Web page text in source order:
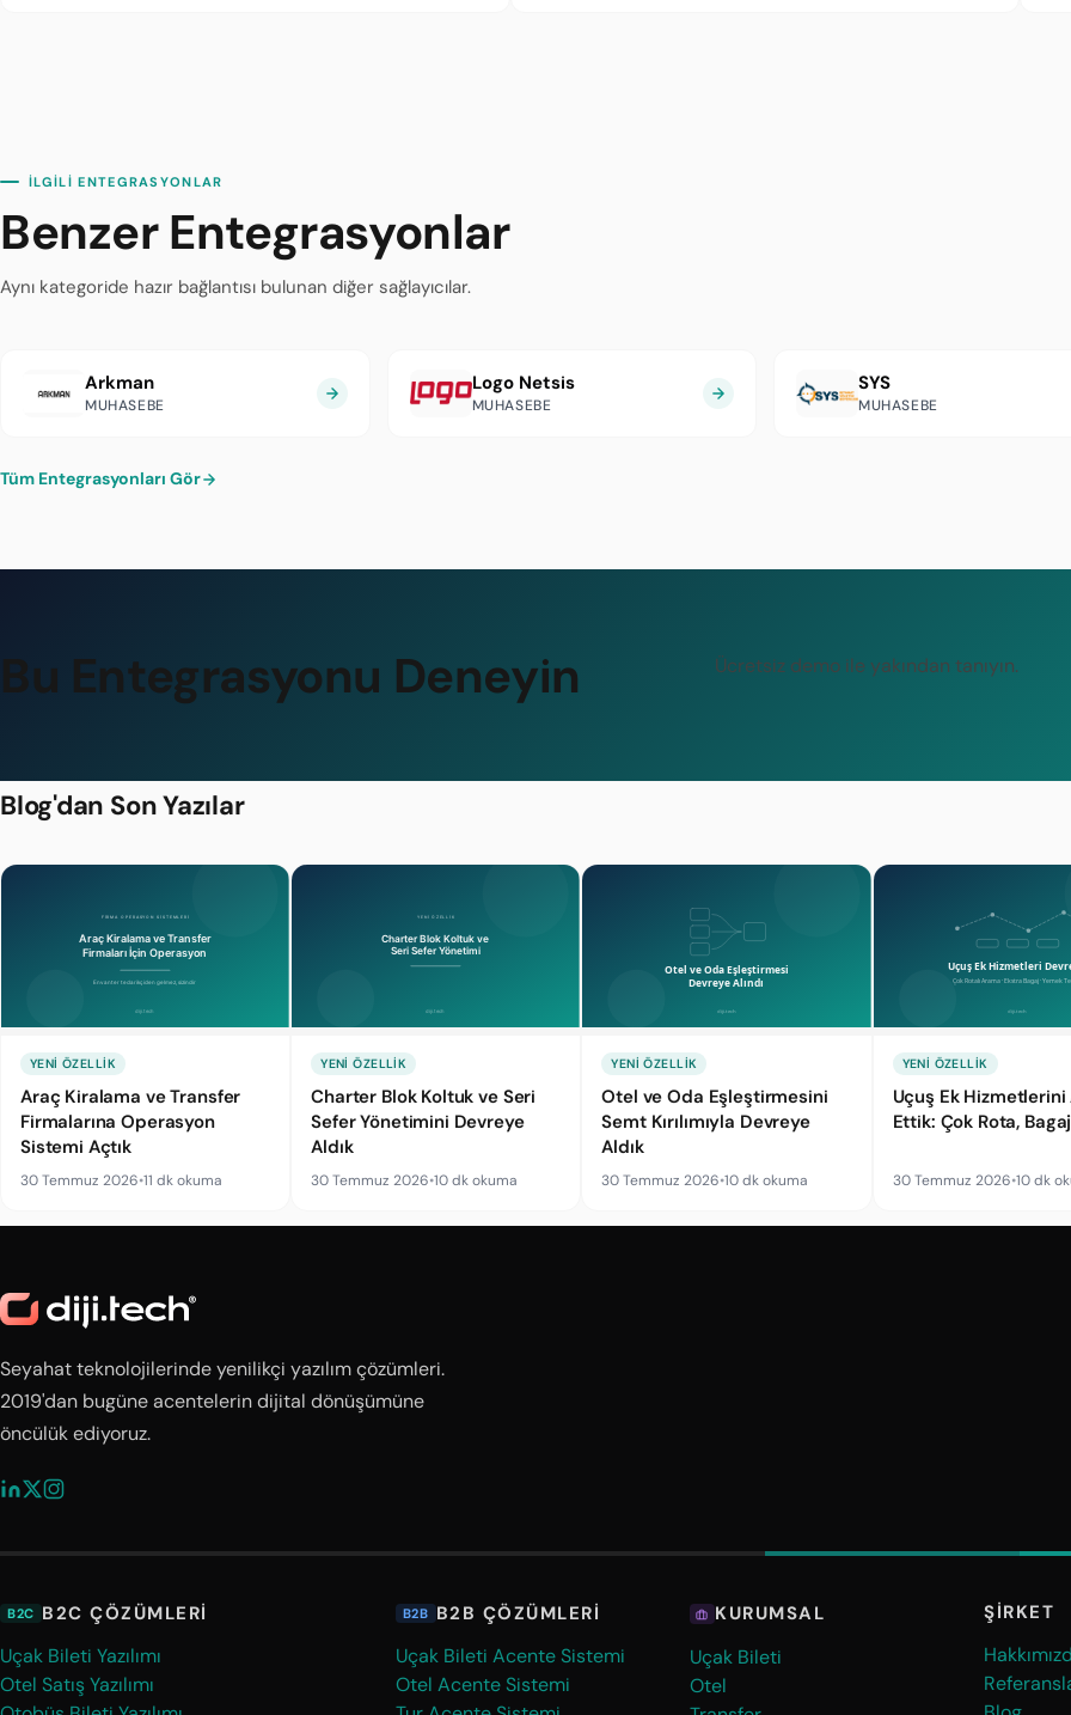
İLGİLİ ENTEGRASYONLAR
Benzer Entegrasyonlar
Aynı kategoride hazır bağlantısı bulunan diğer sağlayıcılar.
Arkman
MUHASEBE
Logo Netsis
MUHASEBE
SYS
MUHASEBE
Tüm Entegrasyonları Gör
Bu Entegrasyonu Deneyin Ücretsiz demo ile yakından tanıyın.
Blog'dan Son Yazılar
YENI ÖZELLIK
Araç Kiralama ve Transfer
Firmalarına Operasyon
Sistemi Açtık
30 Temmuz 2026•11 dk okuma
YENI ÖZELLIK
Charter Blok Koltuk ve Seri
Sefer Yönetimini Devreye
Aldık
30 Temmuz 2026•10 dk okuma
YENI ÖZELLIK
Otel ve Oda Eşleştirmesini
Semt Kırılımıyla Devreye
Aldık
30 Temmuz 2026•10 dk okuma
YENI ÖZELLIK
Uçuş Ek
Ettik: Çok Rota,
30 Temmuz 2026•10 dk
Seyahat teknolojilerinde yenilikçi yazılım çözümleri.
2019'dan bugüne acentelerin dijital dönüşümüne
öncülük ediyoruz.
B2C B2C ÇÖZÜMLERI
Uçak Bileti Yazılımı
Otel Satış Yazılımı
B2B B2B ÇÖZÜMLERI
Uçak Bileti Acente Sistemi
Otel Acente Sistemi
KURUMSAL
Uçak Bileti
Otel
ŞIRKET